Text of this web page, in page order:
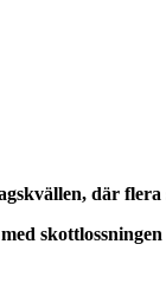
där flera